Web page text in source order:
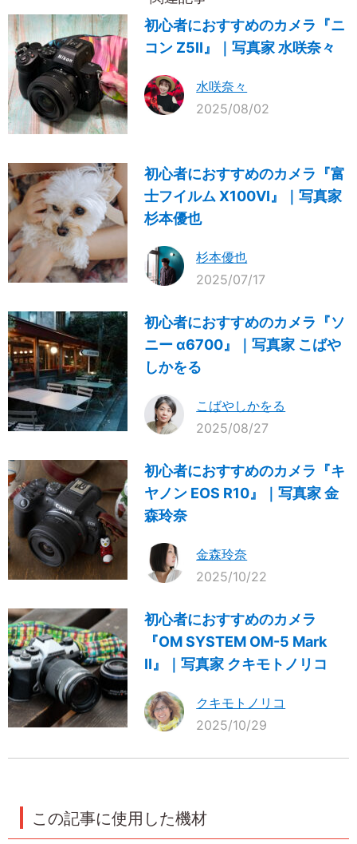
初心者におすすめのカメラ『ニ
コン Z5II』｜写真家 水咲奈々
水咲奈々
2025/08/02
初心者におすすめのカメラ『富
士フイルム X100VI』｜写真家
杉本優也
杉本優也
2025/07/17
初心者におすすめのカメラ『ソ
ニー α6700』｜写真家 こばや
しかをる
こばやしかをる
2025/08/27
初心者におすすめのカメラ『キ
ヤノン EOS R10』｜写真家 金
森玲奈
金森玲奈
2025/10/22
初心者におすすめのカメラ
『OM SYSTEM OM-5 Mark
II』｜写真家 クキモトノリコ
クキモトノリコ
2025/10/29
この記事に使用した機材